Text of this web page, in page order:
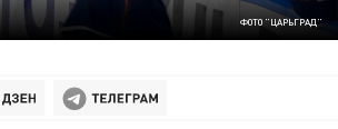
ФОТО "ЦАРЬГРАД"